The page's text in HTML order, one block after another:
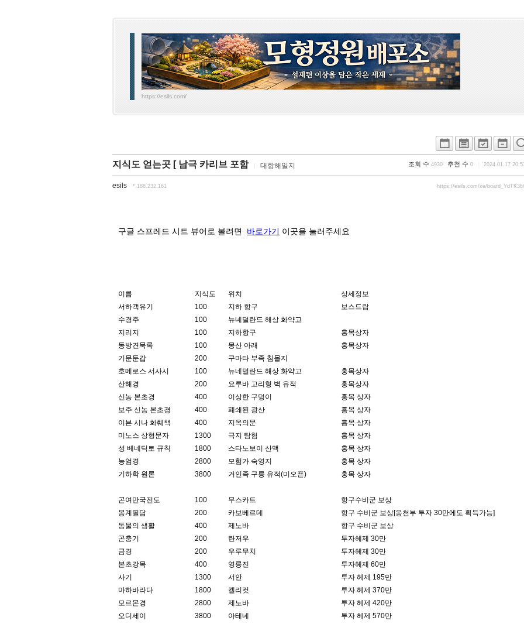
https://esils.com/
지식도 얻는곳 [ 남극 카리브 포함 대항해일지 조회 수 4930 추천 수 0 2024.01.17
esils *.188.232.161 https://esils.com/xe/
구글 스프레드 시트 뷰어로 볼려면 바로가기 이곳을 눌러주세요
이름 지식도 위치
상세정보
서하객유기
100 지하 항구
보스드랍
수경주
100
뉴네덜란드 해상 화약고
지리지
100 지하항구
홍목상자
동방견묵록
100 몽산 아래
홍목상자
기문둔갑
200
구마타 부족 침몰지
호메로스 서사시
100 뉴네덜란드 해상 화약고
홍목상자
산해경
200 요루바 고리형 벽 유적
홍목상자
신농 본초경
400 이상한 구덩이
홍목 상자
보주 신농 본초경
400 폐쇄된 광산
홍목 상자
이븐 시나 화훼책
400 지옥의문
홍목 상자
미노스 상형문자
1300 극지 탐험
홍목 상자
성 베네딕토 규칙
1800 스타노보이 산맥
홍목 상자
능엄경
2800 모험가 숙영지
홍목 상자
기하학 원론
3800 거인족 구릉 유적(미오픈) 홍목 상자
곤여만국전도 100 무스카트
항구수비군 보상
몽계필담
200 카보베르데
항구 수비군 보상[응천부 투자 30만에도 획득가능]
동물의 생활
400 제노바
항구 수비군 보상
곤충기
200 란저우
투자헤제 30만
금경
200 우루무치
투자헤제 30만
본초강목
400 영릉진
투자헤제 60만
사기
1300 서안
투자 헤제 195만
마하바라다
1800 켈리컷
투자 헤제 370만
모르몬경
2800 제노바
투자 헤제 420만
오디세이
3800 아테네 투자 헤제 570만